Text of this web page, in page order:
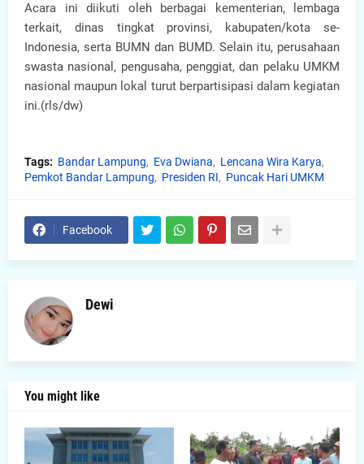
Acara ini diikuti oleh berbagai kementerian, lembaga
terkait, dinas tingkat provinsi, kabupaten/kota se-
Indonesia, serta BUMN dan BUMD. Selain itu, perusahaan
swasta nasional, pengusaha, penggiat, dan pelaku UMKM
nasional maupun lokal turut berpartisipasi dalam kegiatan
ini.(rls/dw)
Tags: Bandar Lampung Eva Dwiana
Lencana Wira Karya
Pemkot Bandar Lampung
Presiden RI Puncak Hari UMKM
Facebook
Dewi
You might like